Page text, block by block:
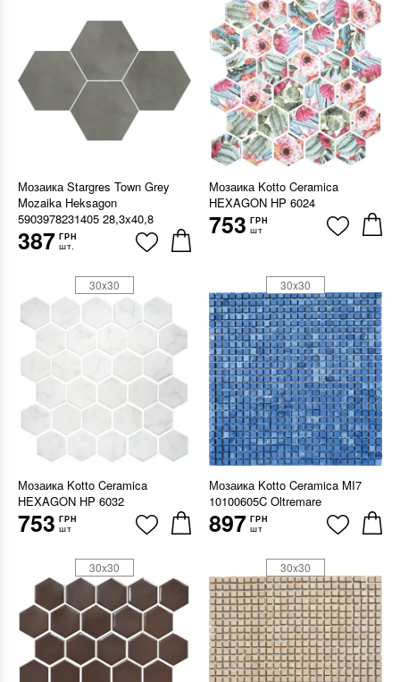
Мозаика Stargres Town Grey
Mozaika Heksagon
5903978231405 28,3x40,8
387 ГРН
шт.
Мозаика Kotto Ceramica
HEXAGON HP 6024
753 ГРН
шт
Мозаика Kotto Ceramica
HEXAGON HP 6032
753 ГРН
шт
30x30
Мозаика Kotto Ceramica MI7
10100605C Oltremare
897 ГРН
шт
30x30
30x30 30x30